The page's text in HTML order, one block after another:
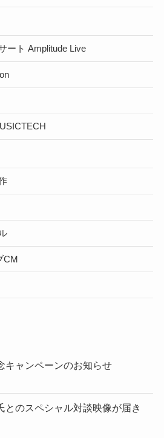
ート Amplitude Live
CM
キャンペーンのお知らせ
とのスペシャル対談映像が届き